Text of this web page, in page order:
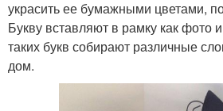
украсить ее бумажными цветами,
Букву вставляют в рамку как фото
таких букв собирают различные
дом.